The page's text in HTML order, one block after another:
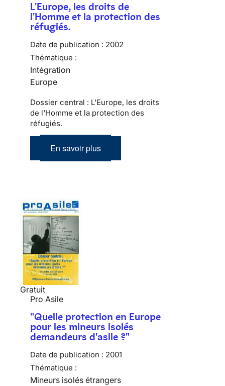
L'Europe, les droits de
l'Homme et la protection des
réfugiés.
Date de publication : 2002
Thématique :
Intégration
Europe
Dossier central : L'Europe, les droits
de l'Homme et la protection des
réfugiés.
En savoir plus
Gratuit
Pro Asile
"Quelle protection en Europe
pour les mineurs isolés
demandeurs d'asile ?"
Date de publication : 2001
Thématique :
Mineurs isolés étrangers